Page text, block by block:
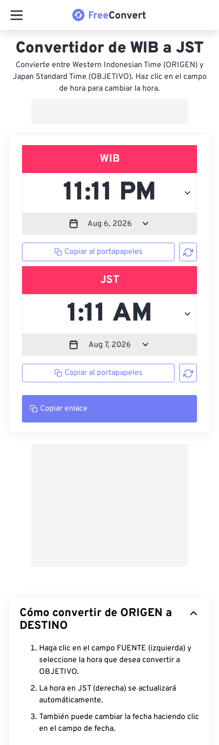
Convertidor de WIB a JST
Convierte entre Western Indonesian Time (ORIGEN) y
Japan Standard Time (OBJETIVO). Haz clic en el campo
de hora para cambiar la hora.
WIB
Copiar al portapapeles
JST
Copiar al portapapeles
Copiar enlace
Cómo convertir de ORIGEN a
DESTINO
Haga clic en el campo FUENTE (izquierda) y
seleccione la hora que desea convertir a
OBJETIVO.
La hora en JST (derecha) se actualizará
automáticamente.
También puede cambiar la fecha haciendo clic
en el campo de fecha.